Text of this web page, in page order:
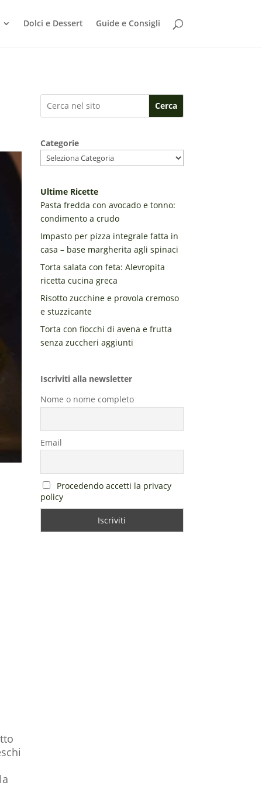
Dolci e Dessert Guide e Consigli
Cerca
Categorie
Ultime Ricette
Pasta fredda con avocado e tonno:
condimento a crudo
Impasto per pizza integrale fatta in
casa – base margherita agli spinaci
Torta salata con feta: Alevropita
ricetta cucina greca
Risotto zucchine e provola cremoso
e stuzzicante
Torta con fiocchi di avena e frutta
senza zuccheri aggiunti
Iscriviti alla newsletter
Nome o nome completo
Email
Procedendo accetti la privacy
policy